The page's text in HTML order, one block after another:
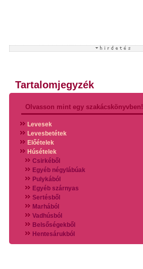
Tartalomjegyzék
Olvasson mint egy szakácskönyvben!
Levesek
Levesbetétek
Előételek
Húsételek
Csirkéből
Egyéb négylábúak
Pulykából
Egyéb szárnyas
Sertésből
Marhából
Vadhúsból
Belsőségekből
Hentesárukból
Vadszárnyasokból